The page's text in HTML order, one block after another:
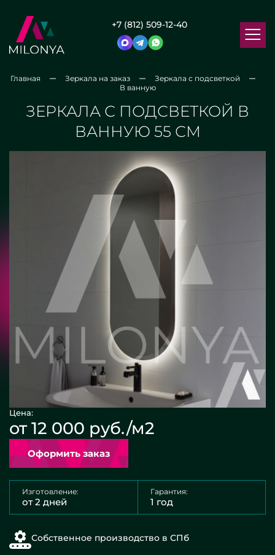
+7 (812) 509-12-40
Главная Зеркала на заказ
Зеркала с подсветкой
В ванную
ЗЕРКАЛА С ПОДСВЕТКОЙ В
ВАННУЮ 55 СМ
Цена:
от 12 000 руб./м2
Оформить заказ
Изготовление:
от 2 дней
Гарантия:
1 год
Собственное производство в СПб